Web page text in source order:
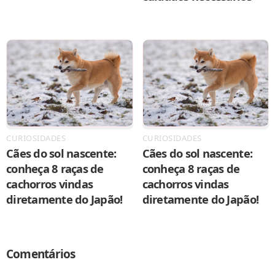
CURIOSIDADES
Cães do sol nascente:
conheça 8 raças de
cachorros vindas
diretamente do Japão!
CURIOSIDADES
Cães do sol nascente:
conheça 8 raças de
cachorros vindas
diretamente do Japão!
Comentários